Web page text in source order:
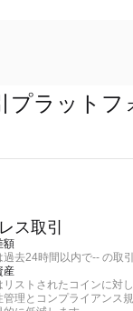
プラットフ
ス取引
額
去24時間以内で-- の取
産
リストされたコインに対
管理とコンプライアンス